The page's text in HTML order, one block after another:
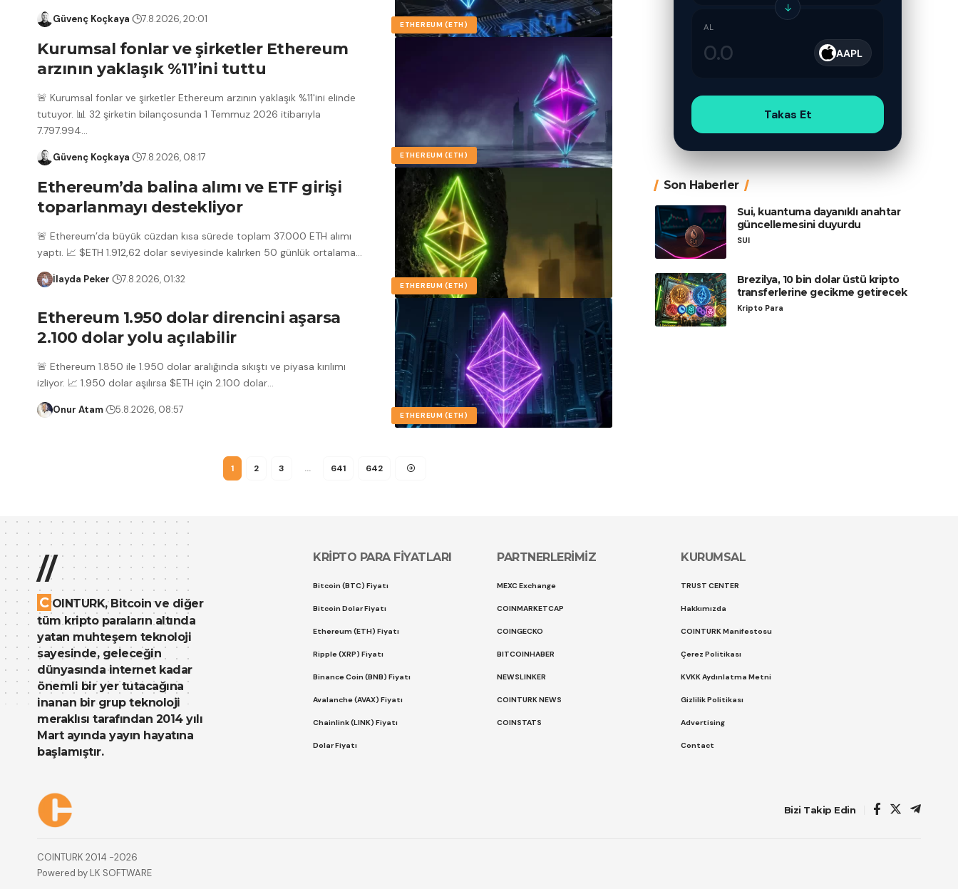
ETHEREUM (ETH)
Güvenç Koçkaya 7.8.2026, 20:01
ETHEREUM (ETH)
Kurumsal fonlar ve şirketler Ethereum
arzının yaklaşık %11’ini tuttu
🚨 Kurumsal fonlar ve şirketler Ethereum arzının yaklaşık %11'ini elinde
tutuyor. 📊 32 şirketin bilançosunda 1 Temmuz 2026 itibarıyla
7.797.994…
Güvenç Koçkaya 7.8.2026, 08:17
ETHEREUM (ETH)
Ethereum’da balina alımı ve ETF girişi
toparlanmayı destekliyor
🚨 Ethereum’da büyük cüzdan kısa sürede toplam 37.000 ETH alımı
yaptı. 📈 $ETH 1.912,62 dolar seviyesinde kalırken 50 günlük ortalama…
İlayda Peker 7.8.2026, 01:32
ETHEREUM (ETH)
Ethereum 1.950 dolar direncini aşarsa
2.100 dolar yolu açılabilir
🚨 Ethereum 1.850 ile 1.950 dolar aralığında sıkıştı ve piyasa kırılımı
izliyor. 📈 1.950 dolar aşılırsa $ETH için 2.100 dolar…
Onur Atam 5.8.2026, 08:57
1 2 3 … 641 642
↓
AL
AAPL
Takas Et
Son Haberler
Sui, kuantuma dayanıklı anahtar
güncellemesini duyurdu
SUI
Brezilya, 10 bin dolar üstü kripto
transferlerine gecikme getirecek
Kripto Para
//
C OINTURK, Bitcoin ve diğer
tüm kripto paraların altında
yatan muhteşem teknoloji
sayesinde, geleceğin
dünyasında internet kadar
önemli bir yer tutacağına
inanan bir grup teknoloji
meraklısı tarafından 2014 yılı
Mart ayında yayın hayatına
başlamıştır.
KRİPTO PARA FİYATLARI
Bitcoin (BTC) Fiyatı
Bitcoin Dolar Fiyatı
Ethereum (ETH) Fiyatı
Ripple (XRP) Fiyatı
Binance Coin (BNB) Fiyatı
Avalanche (AVAX) Fiyatı
Chainlink (LINK) Fiyatı
Dolar Fiyatı
PARTNERLERİMİZ
MEXC Exchange
COINMARKETCAP
COINGECKO
BITCOINHABER
NEWSLINKER
COINTURK NEWS
COINSTATS
KURUMSAL
TRUST CENTER
Hakkımızda
COINTURK Manifestosu
Çerez Politikası
KVKK Aydınlatma Metni
Gizlilik Politikası
Advertising
Contact
Bizi Takip Edin
COINTURK 2014 -2026
Powered by LK SOFTWARE
Çerez Politikası